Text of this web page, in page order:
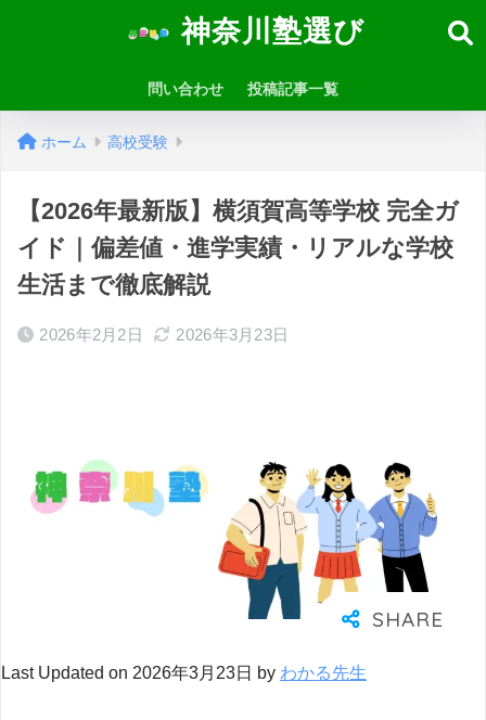
神奈川塾選び
問い合わせ 投稿記事一覧
ホーム 高校受験
【2026年最新版】横須賀高等学校 完全ガ
イド｜偏差値・進学実績・リアルな学校
生活まで徹底解説
2026年2月2日 2026年3月23日
Last Updated on 2026年3月23日 by わかる先生